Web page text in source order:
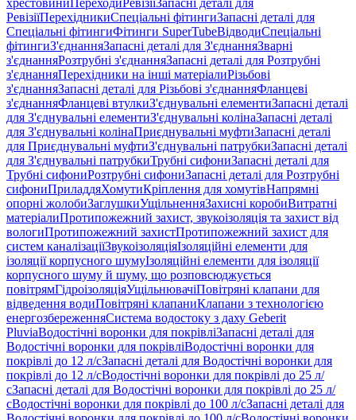
хрестовиниПереходиРевізіїЗапасні деталі для
РевізіїПерехідникиСпеціальні фітингиЗапасні деталі для
Спеціальні фітингиФітинги SuperTubeВідводиСпеціальні
фітингиЗ'єднанняЗапасні деталі для З'єднанняЗварні
з'єднанняРозтрубні з'єднанняЗапасні деталі для Розтрубні
з'єднанняПерехідники на інші матеріалиРізьбові
з'єднанняЗапасні деталі для Різьбові з'єднанняФланцеві
з'єднанняФланцеві втулкиЗ'єднувальні елементиЗапасні деталі
для З'єднувальні елементиЗ'єднувальні колінаЗапасні деталі
для З'єднувальні колінаПриєднувальні муфтиЗапасні деталі
для Приєднувальні муфтиЗ'єднувальні патрубкиЗапасні деталі
для З'єднувальні патрубкиТрубні сифониЗапасні деталі для
Трубні сифониРозтрубні сифониЗапасні деталі для Розтрубні
сифониПриладдяХомутиКріплення для хомутівНапрямні
опорні жолобиЗаглушкиУщільненняЗахисні коробиВитратні
матеріалиПротипожежний захист, звукоізоляція та захист від
вологиПротипожежний захистПротипожежний захист для
систем каналізаціїЗвукоізоляціяІзоляційні елементи для
ізоляції корпусного шумуІзоляційні елементи для ізоляції
корпусного шуму й шуму, що розповсюджується
повітрямГідроізоляціяУщільнювачіПовітряні клапани для
відведення водиПовітряні клапаниКлапани з технологією
енергозбереженняСистема водостоку з даху Geberit
PluviaВодостічні воронки для покрівліЗапасні деталі для
Водостічні воронки для покрівліВодостічні воронки для
покрівлі до 12 л/сЗапасні деталі для Водостічні воронки для
покрівлі до 12 л/сВодостічні воронки для покрівлі до 25 л/
сЗапасні деталі для Водостічні воронки для покрівлі до 25 л/
сВодостічні воронки для покрівлі до 100 л/сЗапасні деталі для